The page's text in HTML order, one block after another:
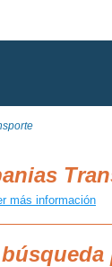
más información